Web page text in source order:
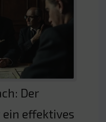
Der
effektives